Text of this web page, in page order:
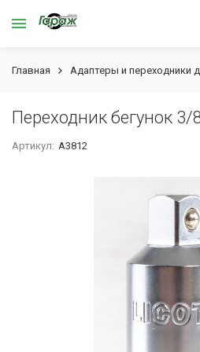
Главная Адаптеры и переходники
Переходник бегунок 3/
Артикул: A3812